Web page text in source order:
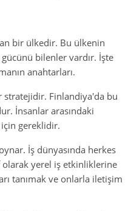
bir ülkedir. Bu ülkenin
gücünü bilenler vardır. İşte
anahtarları.
stratejidir. Finlandiya'da bu
İnsanlar arasındaki
gereklidir.
İş dünyasında herkes
yerel iş etkinliklerine
tanımak ve onlarla iletişim